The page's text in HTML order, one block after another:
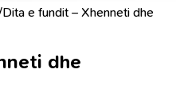
Dita e fundit – Xhenneti dhe
dhe